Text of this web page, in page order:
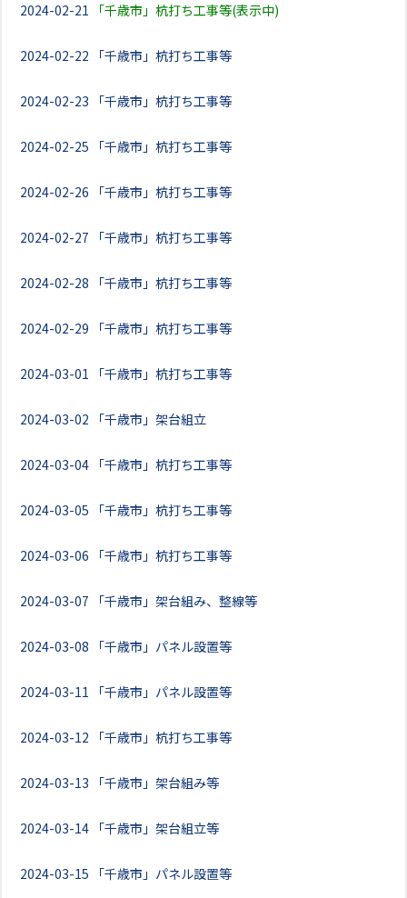
2024-02-21 「千歳市」杭打ち工事等(表示中)
2024-02-22 「千歳市」杭打ち工事等
2024-02-23 「千歳市」杭打ち工事等
2024-02-25 「千歳市」杭打ち工事等
2024-02-26 「千歳市」杭打ち工事等
2024-02-27 「千歳市」杭打ち工事等
2024-02-28 「千歳市」杭打ち工事等
2024-02-29 「千歳市」杭打ち工事等
2024-03-01 「千歳市」杭打ち工事等
2024-03-02 「千歳市」架台組立
2024-03-04 「千歳市」杭打ち工事等
2024-03-05 「千歳市」杭打ち工事等
2024-03-06 「千歳市」杭打ち工事等
2024-03-07 「千歳市」架台組み、整線等
2024-03-08 「千歳市」パネル設置等
2024-03-11 「千歳市」パネル設置等
2024-03-12 「千歳市」杭打ち工事等
2024-03-13 「千歳市」架台組み等
2024-03-14 「千歳市」架台組立等
2024-03-15 「千歳市」パネル設置等